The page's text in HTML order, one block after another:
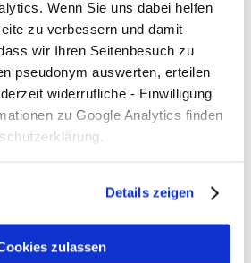
Wenn Sie uns dabei helfen
zu verbessern und damit
wir Ihren Seitenbesuch zu
pseudonym auswerten, erteilen
widerrufliche - Einwilligung
zu Google Analytics finden
Details zeigen
zulassen
„Hannover sauber!“ und dem
profitieren die
im Bereich der
„Auf diese Weise lernen
mit ihrer Umwelt
Müll weder auf Straßen
wunderbar, dass jede und
kleinen Beitrag zur
kann und dass es nicht